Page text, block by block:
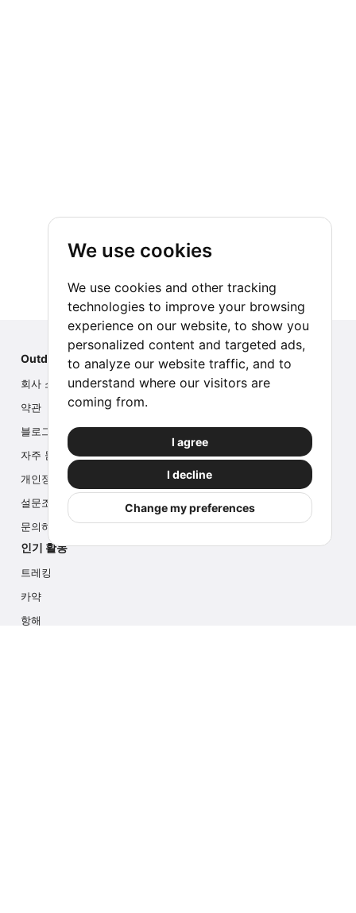
We use cookies
We use cookies and other tracking
technologies to improve your browsing
experience on our website, to show you
personalized content and targeted ads,
to analyze our website traffic, and to
understand where our visitors are
coming from.
I agree
I decline
Change my preferences
Outdoor Index
회사 소개
약관
블로그
자주 묻는 질문
개인정보
설문조사
문의하기
인기 활동
트레킹
카약
항해